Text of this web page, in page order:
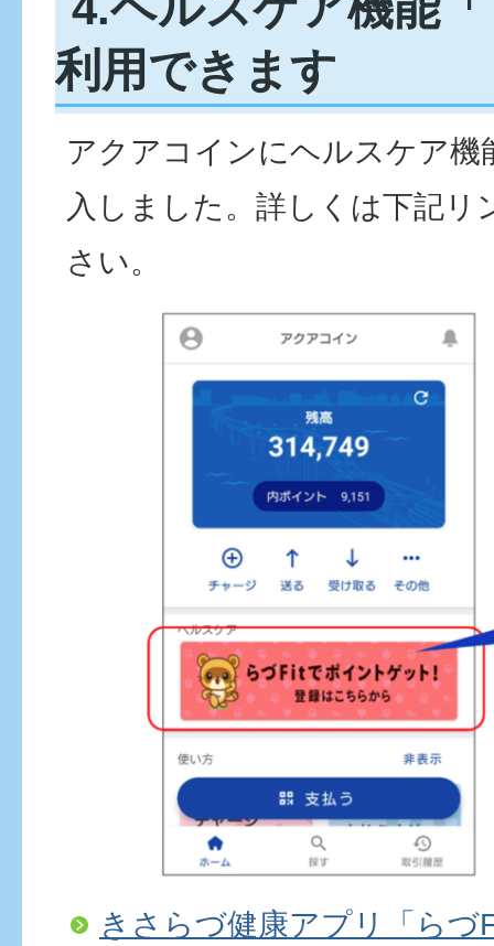
利用できます
アクアコインにヘルスケア機
入しました。詳しくは下記リ
さい。
きさらづ健康アプリ「らづ